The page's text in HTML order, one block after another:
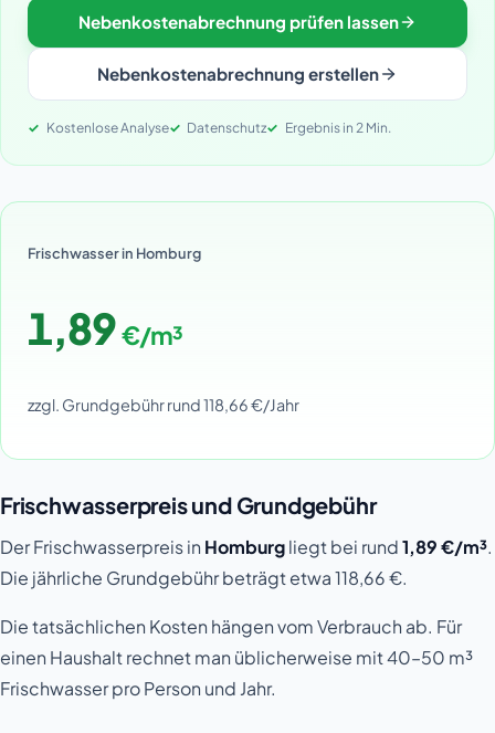
Nebenkostenabrechnung prüfen lassen
Nebenkostenabrechnung erstellen
Kostenlose Analyse Datenschutz Ergebnis in 2 Min.
Frischwasser in Homburg
1,89€/m³
zzgl. Grundgebühr rund 118,66 €/Jahr
Frischwasserpreis und Grundgebühr
Der Frischwasserpreis in Homburgliegt bei rund1,89 €/m³.
Die jährliche Grundgebühr beträgt etwa 118,66 €.
Die tatsächlichen Kosten hängen vom Verbrauch ab. Für
einen Haushalt rechnet man üblicherweise mit 40–50 m³
Frischwasser pro Person und Jahr.